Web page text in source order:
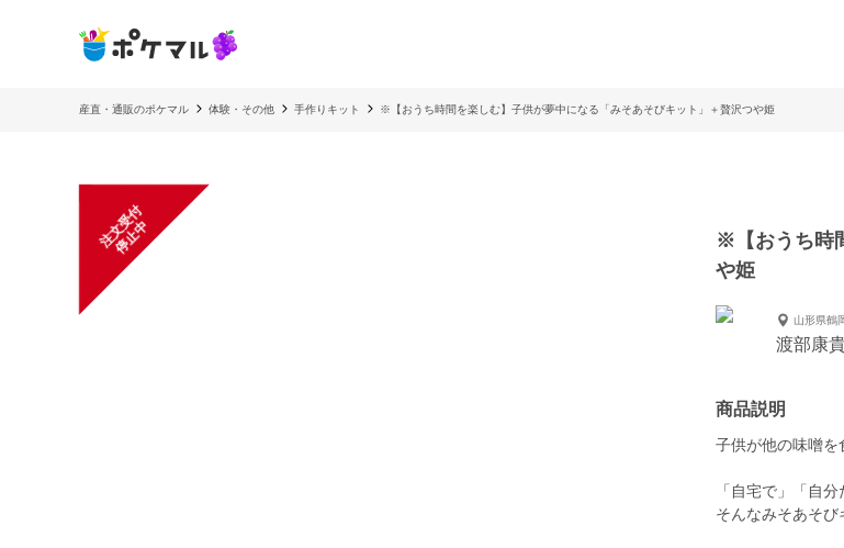
産直・通販のポケマル 体験・その他 手作りキット ※【おうち時間を楽しむ】子供が夢中になる「みそあそびキット」＋贅沢つや姫
注
文
受
付
停
止
中
※【おうち時
や姫
山形県鶴
渡部康
商品説明
子供が他の味噌を
「自宅で」「自
そんなみそあそび